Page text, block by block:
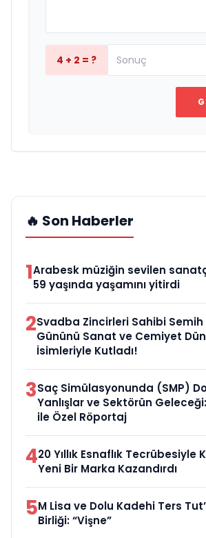
4 + 2 = ?
🔥 Son Haberler
1Arabesk müziğin sevilen
59 yaşında yaşamını yitirdi
2Svadba Zincirleri Sahibi Semih
Gününü Sanat ve Cemiyet
İsimleriyle Kutladı!
3Saç Simülasyonunda (SMP)
Yanlışlar ve Sektörün
ile Özel Röportaj
420 Yıllık Esnaflık Tecrübesiyle
Yeni Bir Marka Kazandırdı
5M Lisa ve Dolu Kadehi Ters
Birliği: “Vişne”